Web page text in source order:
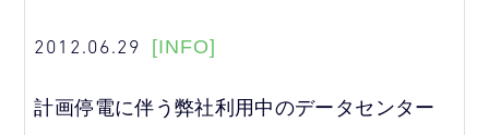
2012.06.29 [INFO]
計画停電に伴う弊社利用中のデータセンター